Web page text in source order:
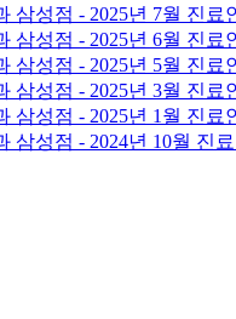
삼성점 - 2025년 7월 진료
삼성점 - 2025년 6월 진료
삼성점 - 2025년 5월 진료
삼성점 - 2025년 3월 진료
삼성점 - 2025년 1월 진료
삼성점 - 2024년 10월 진